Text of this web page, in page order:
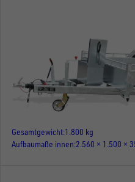
Gesamtgewicht 1.800 kg
Aufbaumaße innen 2.560 × 1.500 ×